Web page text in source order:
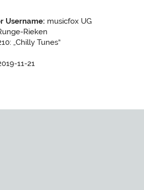
Username: musicfox UG
Rieken
„Chilly Tunes“
11-21